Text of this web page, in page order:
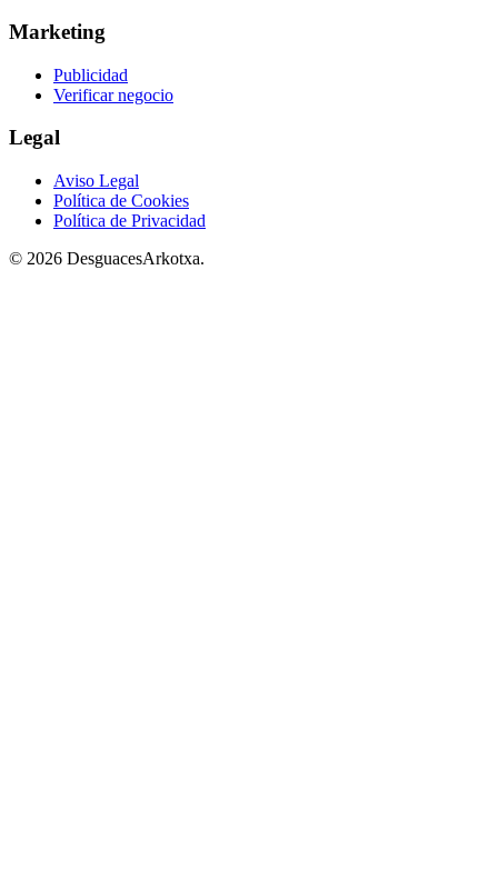
Marketing
Publicidad
Verificar negocio
Legal
Aviso Legal
Política de Cookies
Política de Privacidad
© 2026 DesguacesArkotxa.